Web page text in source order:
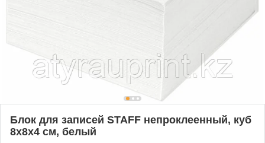
Блок для записей STAFF непроклеенный, куб
8х8х4 см, белый